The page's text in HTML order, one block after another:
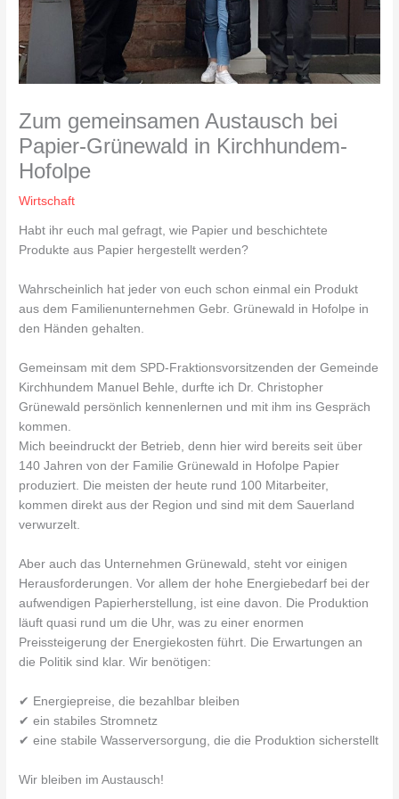
Zum gemeinsamen Austausch bei
Papier-Grünewald in Kirchhundem-
Hofolpe
Wirtschaft
Habt ihr euch mal gefragt, wie Papier und beschichtete
Produkte aus Papier hergestellt werden?
Wahrscheinlich hat jeder von euch schon einmal ein Produkt
aus dem Familienunternehmen Gebr. Grünewald in Hofolpe in
den Händen gehalten.
Gemeinsam mit dem SPD-Fraktionsvorsitzenden der Gemeinde
Kirchhundem Manuel Behle, durfte ich Dr. Christopher
Grünewald persönlich kennenlernen und mit ihm ins Gespräch
kommen.
Mich beeindruckt der Betrieb, denn hier wird bereits seit über
140 Jahren von der Familie Grünewald in Hofolpe Papier
produziert. Die meisten der heute rund 100 Mitarbeiter,
kommen direkt aus der Region und sind mit dem Sauerland
verwurzelt.
Aber auch das Unternehmen Grünewald, steht vor einigen
Herausforderungen. Vor allem der hohe Energiebedarf bei der
aufwendigen Papierherstellung, ist eine davon. Die Produktion
läuft quasi rund um die Uhr, was zu einer enormen
Preissteigerung der Energiekosten führt. Die Erwartungen an
die Politik sind klar. Wir benötigen:
✔ Energiepreise, die bezahlbar bleiben
✔ ein stabiles Stromnetz
✔ eine stabile Wasserversorgung, die die Produktion sicherstellt
Wir bleiben im Austausch!